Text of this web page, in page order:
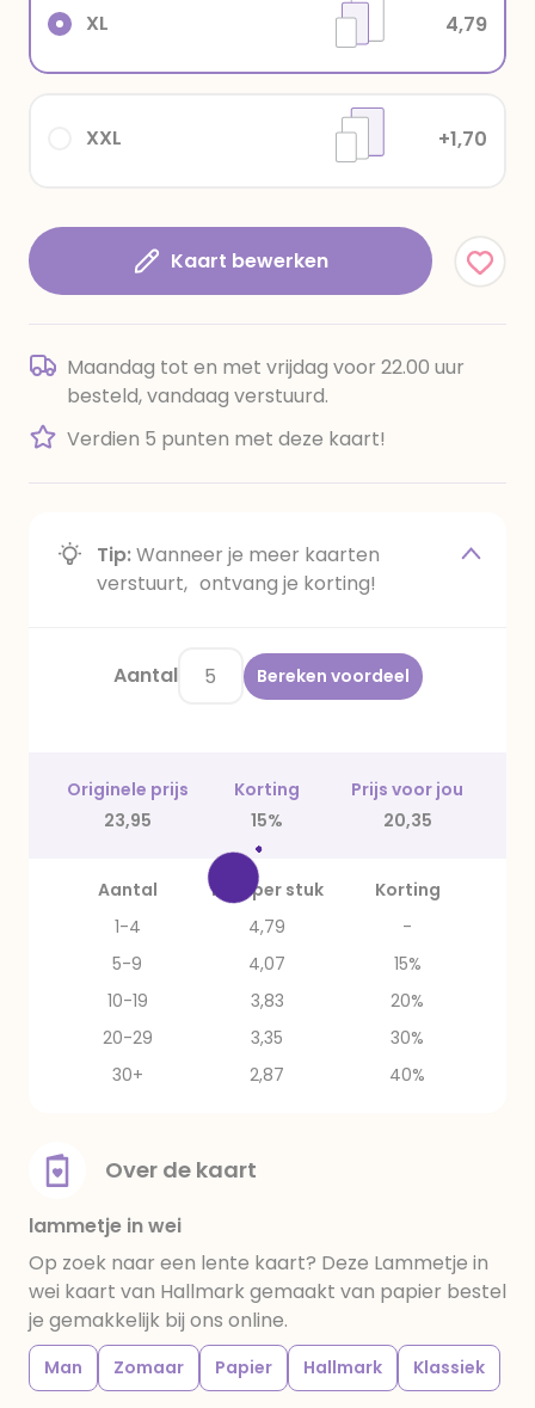
XXL +1,70
XL 4,79
Kaart bewerken
Maandag tot en met vrijdag voor 22.00 uur
besteld, vandaag verstuurd.
Verdien 5 punten met deze kaart!
Tip:Wanneer je meer kaarten
verstuurt, ontvang je korting!
Aantal Bereken voordeel
Originele prijs Korting
Prijs voor jou
23,95
15% 20,35
Aantal Prijs per stuk
Korting
1-4
4,79
-
5-9
4,07
15%
10-19
3,83
20%
20-29
3,35
30%
30+
2,87 40%
Over de kaart
lammetje in wei
Op zoek naar een lente kaart? Deze Lammetje in
wei kaart van Hallmark gemaakt van papier bestel
je gemakkelijk bij ons online.
Man Zomaar Papier Hallmark Klassiek